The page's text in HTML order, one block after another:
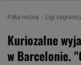
Piłka nożna Ligi
Kuriozalne
w Barcelonie.